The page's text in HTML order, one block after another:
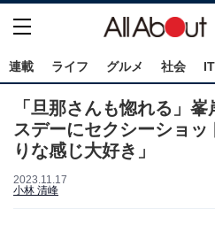
連載 ライフ グルメ 社会
「旦那さんも惚れる」
スデーにセクシーショ
りな感じ大好き」
2023.11.17
小林 清峰